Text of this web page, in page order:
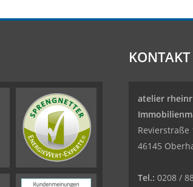
KONTAKT
atelier
Revierstraße
46145
Tel.: 0208 /